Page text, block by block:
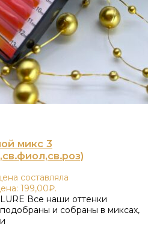
микс 3
составляла
199,00₽.
Все наши оттенки
и собраны в миксах,